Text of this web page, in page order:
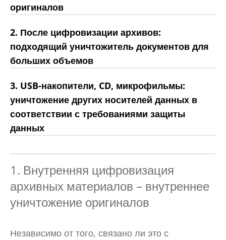
оригиналов
2. После цифровизации архивов:
подходящий уничтожитель документов для
больших объемов
3. USB-накопители, CD, микрофильмы:
уничтожение других носителей данных в
соответствии с требованиями защиты
данных
1. Внутренняя цифровизация
архивных материалов – внутреннее
уничтожение оригиналов
Независимо от того, связано ли это с